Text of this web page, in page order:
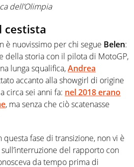
dell’Olimpia
cestista
è nuovissimo per chi segue Belen:
della storia con il pilota di MotoGP,
lunga squalifica,Andrea
accanto alla showgirl di origine
circa sei anni fa: nel 2018 erano
, ma senza che ciò scatenasse
questa fase di transizione, non vi è
del rapporto con
da tempo prima di